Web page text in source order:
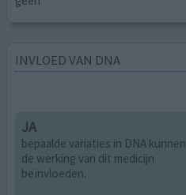
INVLOED VAN DNA
JA
bepaalde variaties in DNA kunnen
de werking van dit medicijn
beïnvloeden.